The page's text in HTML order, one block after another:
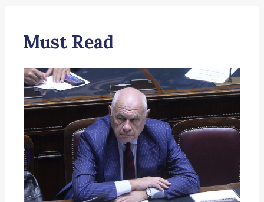
Must Read